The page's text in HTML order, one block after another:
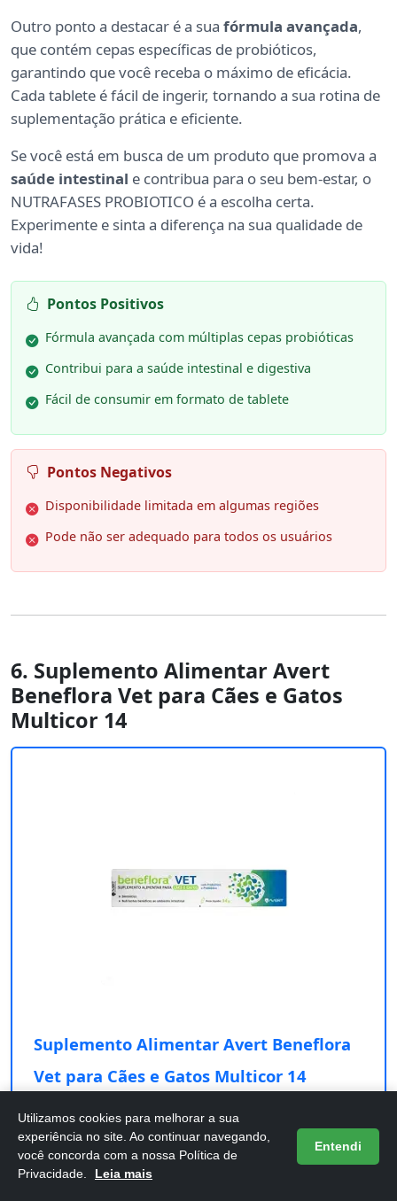
Outro ponto a destacar é a sua fórmula avançada,
que contém cepas específicas de probióticos,
garantindo que você receba o máximo de eficácia.
Cada tablete é fácil de ingerir, tornando a sua rotina de
suplementação prática e eficiente.
Se você está em busca de um produto que promova a
saúde intestinal e contribua para o seu bem-estar, o
NUTRAFASES PROBIOTICO é a escolha certa.
Experimente e sinta a diferença na sua qualidade de
vida!
Pontos Positivos
Fórmula avançada com múltiplas cepas probióticas
Contribui para a saúde intestinal e digestiva
Fácil de consumir em formato de tablete
Pontos Negativos
Disponibilidade limitada em algumas regiões
Pode não ser adequado para todos os usuários
6. Suplemento Alimentar Avert
Beneflora Vet para Cães e Gatos
Multicor 14
Suplemento Alimentar Avert Beneflora
Vet para Cães e Gatos Multicor 14
Confira os detalhes completos e o preço atual
diretamente na Amazon.
Comprar na Amazon
Utilizamos cookies para melhorar a sua
experiência no site. Ao continuar navegando,
você concorda com a nossa Política de
Privacidade.
Leia mais
Entendi